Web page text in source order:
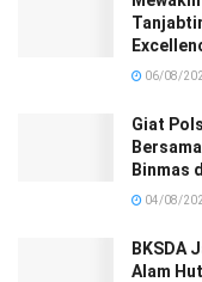
06/08/
Giat
Binmas
04/08/
BKSDA
Alam